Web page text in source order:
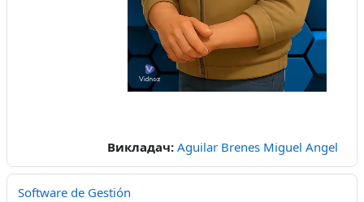
Викладач: Aguilar Brenes Miguel Angel
Software de Gestión